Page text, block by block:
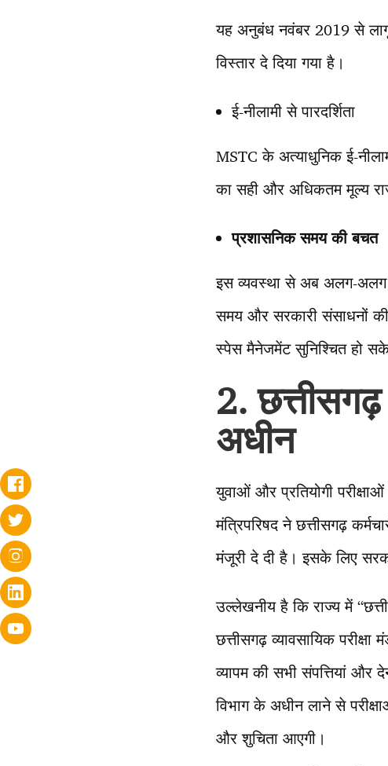
यह अनुबंध नवंबर 2019 से
विस्तार दे दिया गया है।
ई-नीलामी से पारदर्शिता
MSTC के अत्याधुनिक ई-
का सही और अधिकतम मूल्य
प्रशासनिक समय की बचत
इस व्यवस्था से अब अलग-अलग
समय और सरकारी संसाधनों की
स्पेस मैनेजमेंट सुनिश्चित हो
2.
अधीन
युवाओं और प्रतियोगी
मंत्रिपरिषद ने छत्तीसगढ़
मंजूरी दे दी है। इसके लिए
उल्लेखनीय है कि राज्य में
छत्तीसगढ़ व्यावसायिक
व्यापम की सभी संपत्तियां और
विभाग के अधीन लाने से
और शुचिता आएगी।